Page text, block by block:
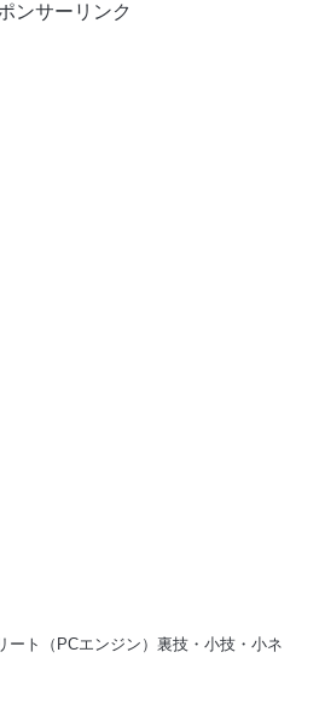
ンサーリンク
ート（PCエンジン）裏技・小技・小ネ